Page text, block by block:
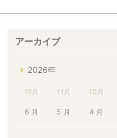
アーカイブ
2026年
12月 11月 10月
6 月 5 月 4 月